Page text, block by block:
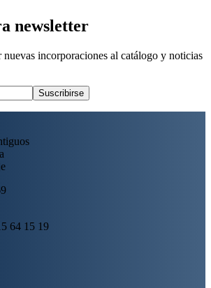
newsletter
nuevas incorporaciones al catálogo y noticias
Suscribirse
64 15 19